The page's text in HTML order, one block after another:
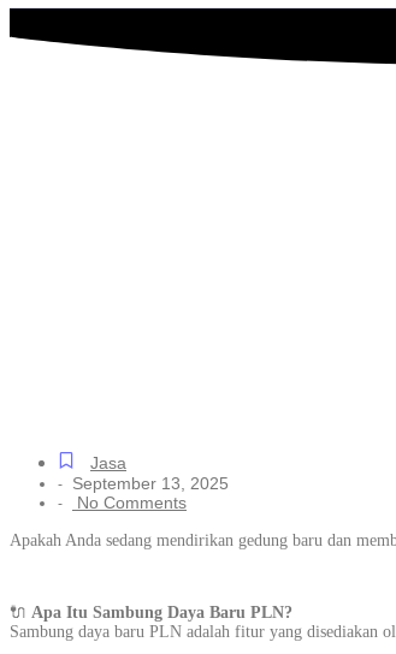
Jasa
- September 13, 2025
- No Comments
Apakah Anda sedang mendirikan gedung baru dan
🔌 Apa Itu Sambung Daya Baru PLN?
Sambung daya baru PLN adalah fitur yang disediakan